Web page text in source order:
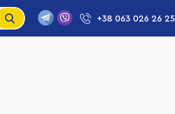
+38 063 026 26 25